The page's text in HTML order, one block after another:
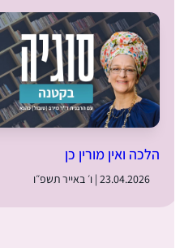
הלכה ואין מורין כן
23.04.2026 | ו׳ באייר תשפ״ו